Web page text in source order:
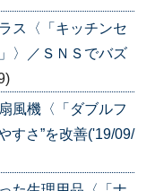
ス〈「キッチンセ
〉／ＳＮＳでバズ
風機〈「ダブルフ
すさ”を改善('19/09/